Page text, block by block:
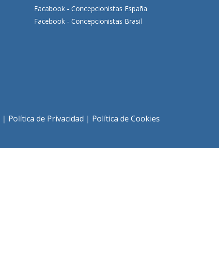
Facabook - Concepcionistas España
Facebook - Concepcionistas Brasil
| Política de Privacidad | Política de Cookies